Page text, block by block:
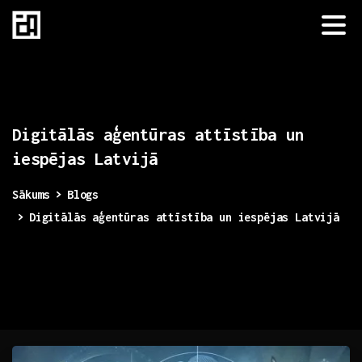
Digitālās aģentūras attīstība un
iespējas Latvijā
Sākums
Blogs
Digitālās aģentūras attīstība un iespējas Latvijā